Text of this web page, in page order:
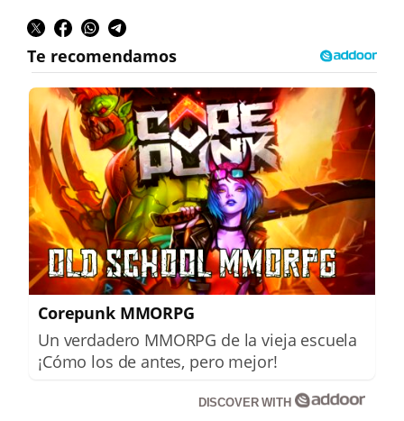
Corepunk MMORPG
Un verdadero MMORPG de la vieja escuela
¡Cómo los de antes, pero mejor!
DISCOVER WITH